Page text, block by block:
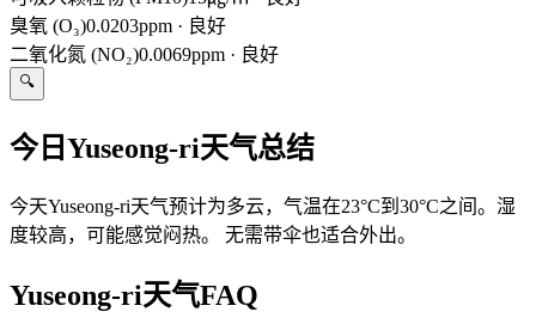
臭氧 (O₃)0.0203ppm · 良好
二氧化氮 (NO₂)0.0069ppm · 良好
🔍
今日Yuseong-ri天气总结
今天Yuseong-ri天气预计为多云，气温在23°C到30°C之间。湿
度较高，可能感觉闷热。 无需带伞也适合外出。
Yuseong-ri天气FAQ